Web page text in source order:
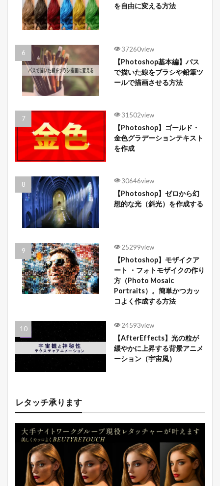
を自由に変える方法
37260view
【Photoshop基本編】パス
で描いた線をブラシや鉛筆ツ
ールで描画させる方法
31502view
【Photoshop】ゴールド・
金色グラデーションテキスト
を作成
30646view
【Photoshop】ゼロから幻
想的な光（斜光）を作成する
25299view
【Photoshop】モザイクア
ート ・フォトモザイクの作り
方（Photo Mosaic
Portraits）。簡単かつカッ
コよく作成する方法
24593view
【AfterEffects】光の粒が
緩やかに上昇する背景アニメ
ーション（宇宙風）
レタッチ承ります